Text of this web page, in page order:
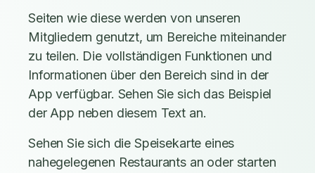
Seiten wie diese werden von unseren
Mitgliedern genutzt, um Bereiche miteinander
zu teilen. Die vollständigen Funktionen und
Informationen über den Bereich sind in der
App verfügbar. Sehen Sie sich das Beispiel
der App neben diesem Text an.
Sehen Sie sich die Speisekarte eines
nahegelegenen Restaurants an oder starten